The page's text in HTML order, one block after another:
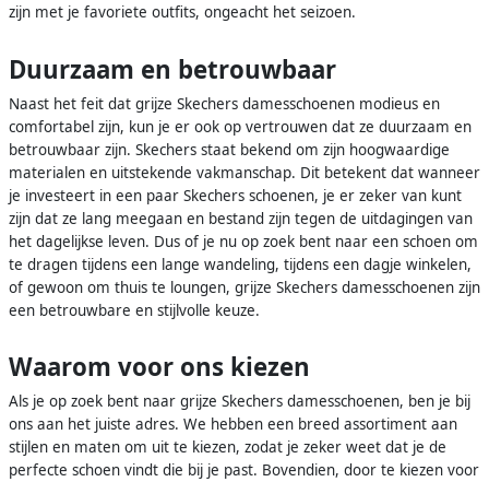
zijn met je favoriete outfits, ongeacht het seizoen.
Duurzaam en betrouwbaar
Naast het feit dat grijze Skechers damesschoenen modieus en
comfortabel zijn, kun je er ook op vertrouwen dat ze duurzaam en
betrouwbaar zijn. Skechers staat bekend om zijn hoogwaardige
materialen en uitstekende vakmanschap. Dit betekent dat wanneer
je investeert in een paar Skechers schoenen, je er zeker van kunt
zijn dat ze lang meegaan en bestand zijn tegen de uitdagingen van
het dagelijkse leven. Dus of je nu op zoek bent naar een schoen om
te dragen tijdens een lange wandeling, tijdens een dagje winkelen,
of gewoon om thuis te loungen, grijze Skechers damesschoenen zijn
een betrouwbare en stijlvolle keuze.
Waarom voor ons kiezen
Als je op zoek bent naar grijze Skechers damesschoenen, ben je bij
ons aan het juiste adres. We hebben een breed assortiment aan
stijlen en maten om uit te kiezen, zodat je zeker weet dat je de
perfecte schoen vindt die bij je past. Bovendien, door te kiezen voor